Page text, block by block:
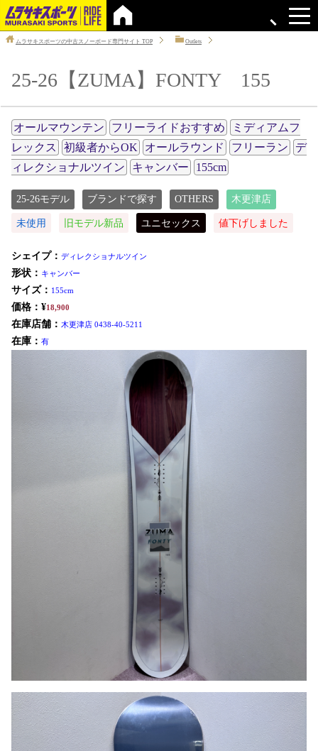
ムラサキスポーツの中古スノーボード専門サイト TOP Outlets
25-26【ZUMA】FONTY 155
オールマウンテン フリーライドおすすめ
ミディアムフ
レックス
初級者からOK オールラウンド フリーラン
デ
ィレクショナルツイン
キャンバー 155cm
25-26モデル ブランドで探す OTHERS 木更津店
未使用 旧モデル新品 ユニセックス 値下げしました
シェイプ： ディレクショナルツイン
形状： キャンバー
サイズ： 155cm
価格：¥18,900
在庫店舗： 木更津店 0438-40-5211
在庫： 有